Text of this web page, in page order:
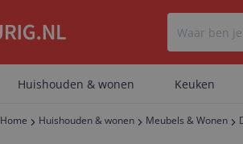
Huishouden & wonen Keuken
Home Huishouden & wonen Meubels & Wonen